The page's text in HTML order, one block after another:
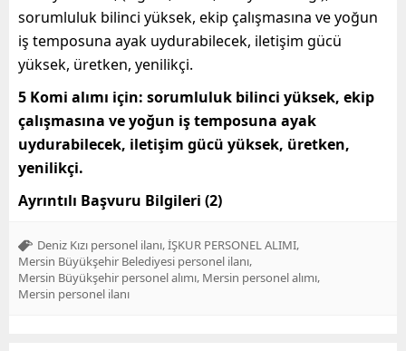
sorumluluk bilinci yüksek, ekip çalışmasına ve yoğun
iş temposuna ayak uydurabilecek, iletişim gücü
yüksek, üretken, yenilikçi.
5 Komi alımı için: sorumluluk bilinci yüksek, ekip
çalışmasına ve yoğun iş temposuna ayak
uydurabilecek, iletişim gücü yüksek, üretken,
yenilikçi.
Ayrıntılı Başvuru Bilgileri (2)
Deniz Kızı personel ilanı İŞKUR PERSONEL ALIMI
Mersin Büyükşehir Belediyesi personel ilanı
Mersin Büyükşehir personel alımı Mersin personel alımı
Mersin personel ilanı